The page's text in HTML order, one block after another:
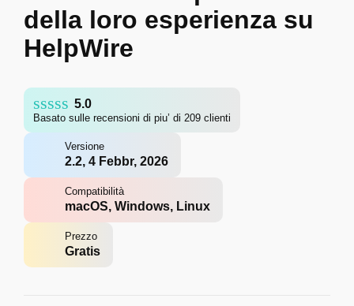
della loro esperienza su
HelpWire
5.0
Basato sulle recensioni di piu’ di 209 clienti
Versione
2.2, 4 Febbr, 2026
Compatibilità
macOS, Windows, Linux
Prezzo
Gratis